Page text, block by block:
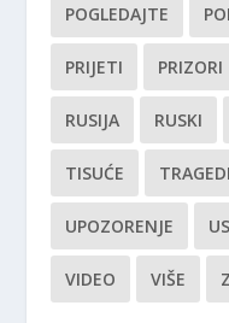
POGLEDAJTE
PRIJETI PRIZORI
RUSIJA RUSKI
TISUĆE
UPOZORENJE
VIDEO VIŠE